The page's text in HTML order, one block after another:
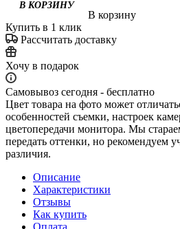
В корзину
Купить в 1 клик
Рассчитать доставку
Хочу в подарок
Самовывоз сегодня - бесплатно
Цвет товара на фото может
особенностей съемки, настроек
цветопередачи монитора. Мы
передать оттенки, но рекомендуем
различия.
Описание
Характеристики
Отзывы
Как купить
Оплата